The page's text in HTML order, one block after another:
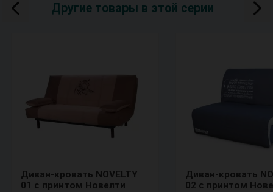
Другие товары в этой серии
Диван-кровать NOVELTY
01 с принтом Новелти
Диван-кровать
02 с принтом